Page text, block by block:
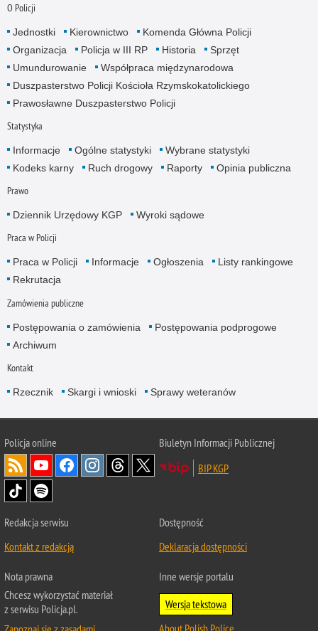
O Policji
Jednostki Kierownictwo
Komenda Główna Policji
Organizacja
Policja w III RP Historia
Sprzęt
Umundurowanie
Współpraca międzynarodowa
Duszpasterstwo Policji Kościoła Rzymskokatolickiego
Prawosławne Duszpasterstwo Policji
Statystyka
Informacje Ogólne statystyki
Wybrane statystyki
Kodeks karny
Ruch drogowy Raporty Opinia publiczna
Prawo
Dziennik Urzędowy KGP Wyroki sądowe
Praca w Policji
Praca w Policji Informacje Ogłoszenia
Listy rankingowe
Rekrutacja
Zamówienia publiczne
Postępowania o zamówienia
Postępowania podprogowe
Archiwum
Kontakt
Rzecznik Skargi i wnioski Sprawy weteranów
Policjaonline
Biuletyn Informacji Publicznej
BIP KGP
Redakcja serwisu
Kontakt z redakcją
Dostępność
Deklaracja dostępności
Nota prawna
Chcesz wykorzystać materiał
z serwisu Policja.pl.
Inne wersje portalu
Wersja tekstowa